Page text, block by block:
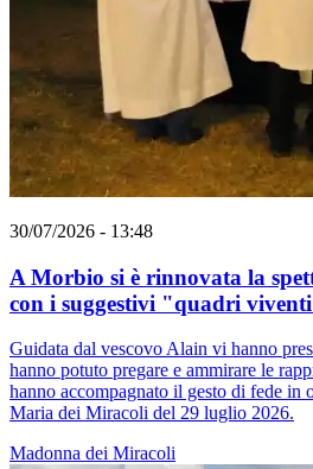
30/07/2026 - 13:48
A Morbio si è rinnovata la
con i suggestivi "quadri
Guidata dal vescovo Alain vi hanno
hanno potuto pregare e ammirare le
hanno accompagnato il gesto di fede in
Maria dei Miracoli del 29 luglio 2026.
Madonna dei Miracoli